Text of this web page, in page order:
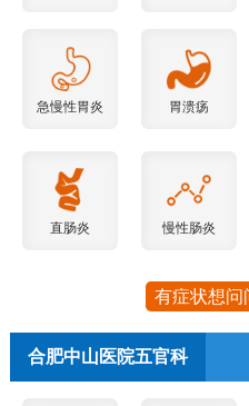
急慢性胃炎 胃溃疡
直肠炎 慢性肠炎
有症状想问
合肥中山医院五官科